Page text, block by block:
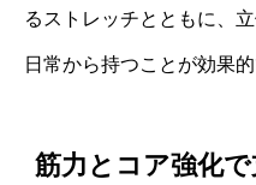
るストレッチとともに、
日常から持つことが効果的
筋力とコア強化